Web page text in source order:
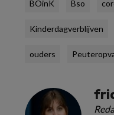
BOinK Bso
Kinderdagverblijven
ouders